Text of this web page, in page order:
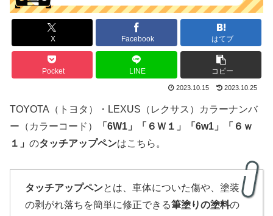
X Facebook はてブ
Pocket LINE コピー
2023.10.15 2023.10.25
TOYOTA（トヨタ）・LEXUS（レクサス）カラーナンバ
ー（カラーコード）
「 6W1 」
「６Ｗ１」「6w1」「６ｗ
１」 のタッチアップペンはこちら。
タッチアップペンとは、車体についた傷や、塗装
の剥がれ落ちを簡単に修正できる筆塗りの塗料の